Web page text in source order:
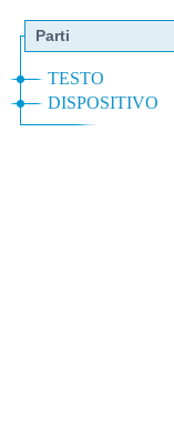
Parti
TESTO
DISPOSITIVO